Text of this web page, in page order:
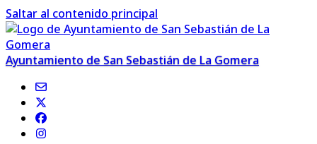
Saltar al contenido principal
Ayuntamiento de San Sebastián de La Gomera